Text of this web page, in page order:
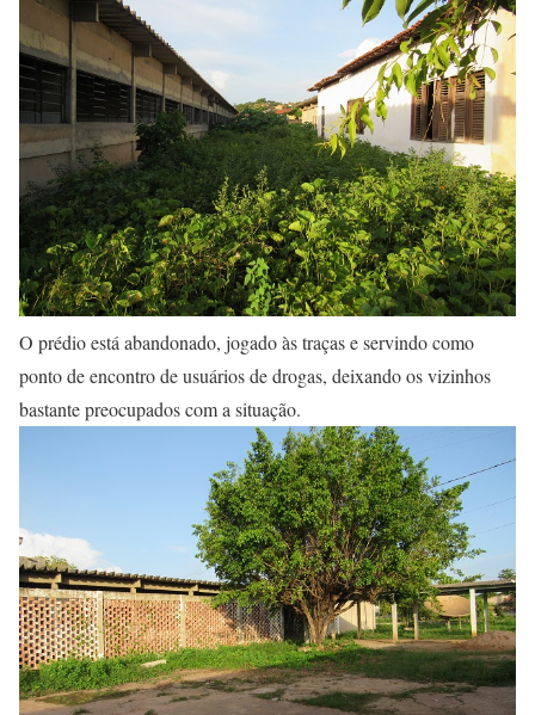
O prédio está abandonado, jogado às traças e servindo como
ponto de encontro de usuários de drogas, deixando os vizinhos
bastante preocupados com a situação.